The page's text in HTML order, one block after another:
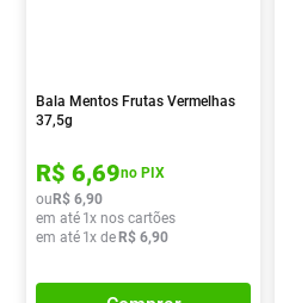
Bala Mentos Frutas Vermelhas
37,5g
R$ 6,69no PIX
ouR$ 6,90
em até 1x nos cartões
em até 1x deR$ 6,90